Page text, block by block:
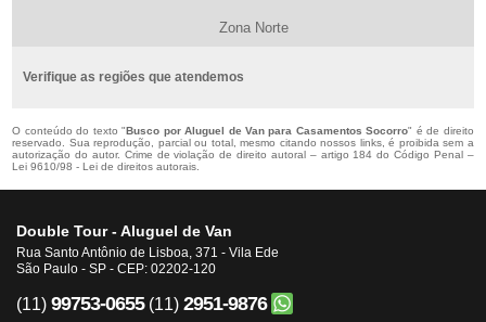
Zona Norte
Verifique as regiões que atendemos
O conteúdo do texto " Busco por Aluguel de Van para Casamentos Socorro" é de direito
reservado. Sua reprodução, parcial ou total, mesmo citando nossos links, é proibida sem a
autorização do autor. Crime de violação de direito autoral – artigo 184 do Código Penal –
Lei 9610/98 - Lei de direitos autorais.
Double Tour - Aluguel de Van
Rua Santo Antônio de Lisboa, 371 - Vila Ede
São Paulo - SP - CEP: 02202-120
(11) 99753-0655 (11) 2951-9876